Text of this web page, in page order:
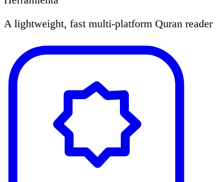
A lightweight, fast multi-platform Quran reader